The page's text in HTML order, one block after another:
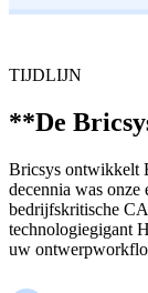
TIJDLIJN
**De
Bricsys ontwikkelt
decennia was onze
bedrijfskritische
technologiegigant
uw